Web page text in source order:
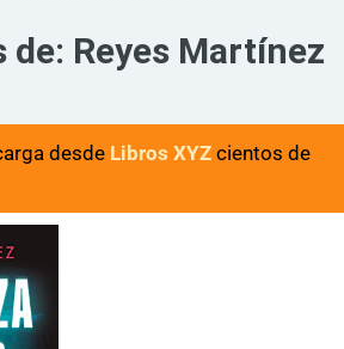
de: Reyes Martínez
desde Libros XYZcientos de